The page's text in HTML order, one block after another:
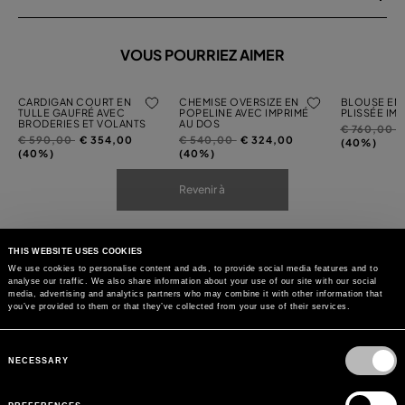
THIS WEBSITE USES COOKIES
We use cookies to personalise content and ads, to provide social media features and to
analyse our traffic. We also share information about your use of our site with our social
media, advertising and analytics partners who may combine it with other information that
you’ve provided to them or that they’ve collected from your use of their services.
Selection
NECESSARY
VOUS POURRIEZ AIMER
CARDIGAN COURT EN
TULLE GAUFRÉ AVEC
BRODERIES ET VOLANTS
Prix
réduit
€ 590,00à€ 354,00
(40%)
CHEMISE OVERSIZE EN
POPELINE AVEC IMPRIMÉ
AU DOS
Prix
réduit
€ 540,00à€ 324,00
(40%)
BLOUSE EN
PLISSÉE
Prix
réduit
€ 760,00à
(40%)
Revenir à